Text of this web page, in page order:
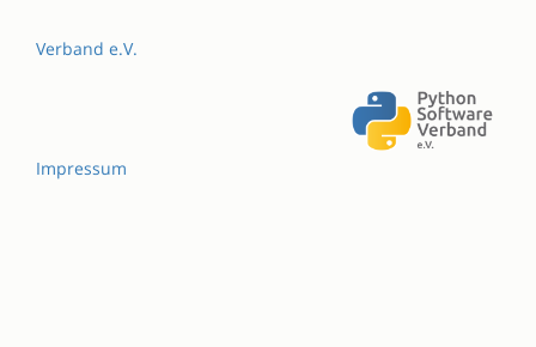
Verband e.V.
Impressum